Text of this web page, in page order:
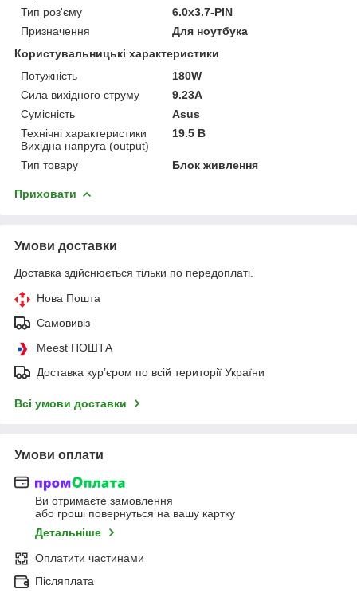
Тип роз'єму
6.0х3.7-PIN
Призначення
Для ноутбука
Користувальницькі характеристики
Потужність
180W
Сила вихідного струму
9.23A
Сумісність
Asus
Технічні характеристики
Вихідна напруга (output)
19.5 В
Тип товару Блок живлення
Приховати
Умови доставки
Доставка здійснюється тільки по передоплаті.
Нова Пошта
Самовивіз
Meest ПОШТА
Доставка кур’єром по всій території України
Всі умови доставки
Умови оплати
Ви отримаєте замовлення
або гроші повернуться на вашу картку
Детальніше
Оплатити частинами
Післяплата